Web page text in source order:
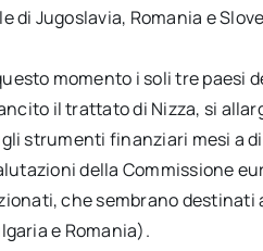
di Jugoslavia, Romania e
momento i soli tre paesi
il trattato di Nizza, si
strumenti finanziari mesi a
della Commissione
che sembrano destinati
e Romania).